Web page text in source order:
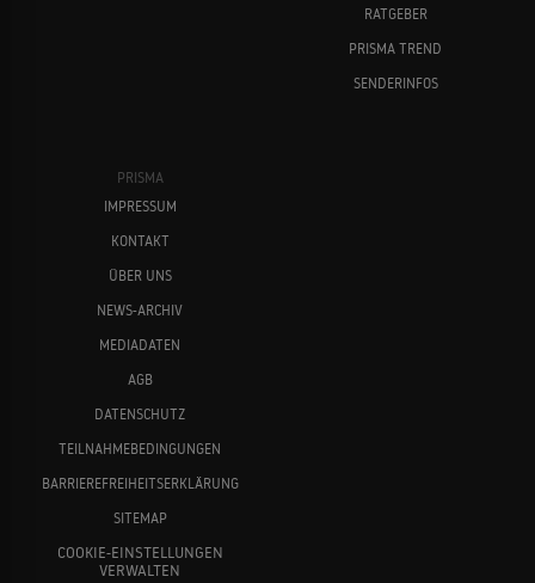
RATGEBER
PRISMA TREND
SENDERINFOS
PRISMA
IMPRESSUM
KONTAKT
ÜBER UNS
NEWS-ARCHIV
MEDIADATEN
AGB
DATENSCHUTZ
TEILNAHMEBEDINGUNGEN
BARRIEREFREIHEITSERKLÄRUNG
SITEMAP
COOKIE-EINSTELLUNGEN
VERWALTEN